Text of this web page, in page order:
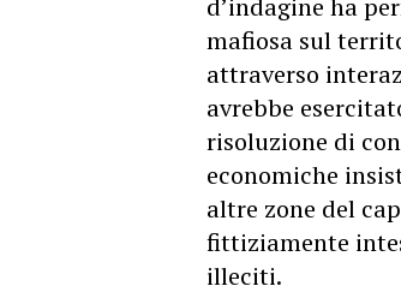
mafiosa sul
attraverso
avrebbe
risoluzione di
economiche
altre zone del
fittiziamente
illeciti.